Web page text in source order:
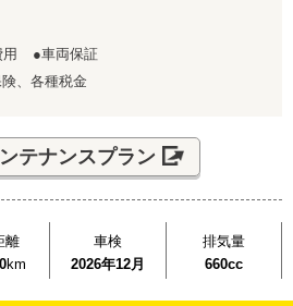
●車両保証
、各種税金
テナンスプラン
離
km
車検
2026年12月
排気量
660cc